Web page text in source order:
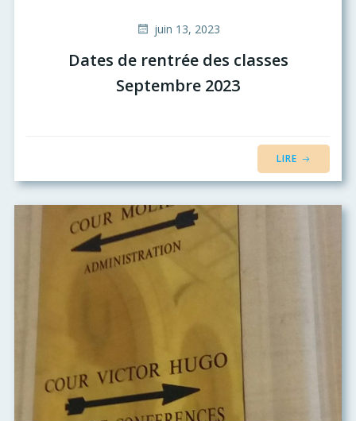
juin 13, 2023
Dates de rentrée des classes
Septembre 2023
LIRE